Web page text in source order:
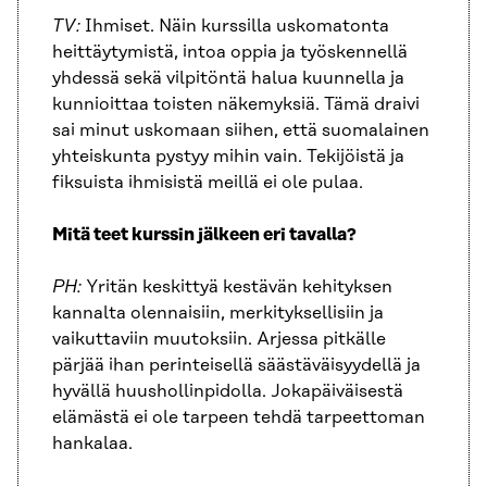
TV: Ihmiset. Näin kurssilla uskomatonta
heittäytymistä, intoa oppia ja työskennellä
yhdessä sekä vilpitöntä halua kuunnella ja
kunnioittaa toisten näkemyksiä. Tämä draivi
sai minut uskomaan siihen, että suomalainen
yhteiskunta pystyy mihin vain. Tekijöistä ja
fiksuista ihmisistä meillä ei ole pulaa.
Mitä teet kurssin jälkeen eri tavalla?
PH: Yritän keskittyä kestävän kehityksen
kannalta olennaisiin, merkityksellisiin ja
vaikuttaviin muutoksiin. Arjessa pitkälle
pärjää ihan perinteisellä säästäväisyydellä ja
hyvällä huushollinpidolla. Jokapäiväisestä
elämästä ei ole tarpeen tehdä tarpeettoman
hankalaa.